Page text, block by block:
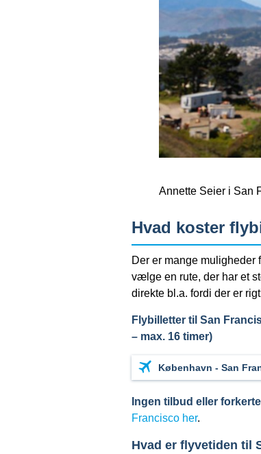
Annette Seier i San
Hvad koster
Der er mange muligheder
vælge en rute, der har et
direkte bl.a. fordi der er
Flybilletter til San
– max. 16 timer)
København - San
Ingen tilbud eller
Francisco her.
Hvad er flyvetiden til